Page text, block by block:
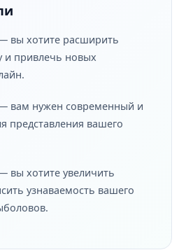
вы хотите расширить
и привлечь новых
вам нужен современный и
представления вашего
вы хотите увеличить
узнаваемость вашего